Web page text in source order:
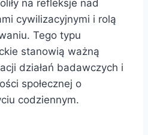
na refleksje nad
cywilizacyjnymi i rolą
Tego typu
stanowią ważną
działań badawczych i
społecznej o
codziennym.